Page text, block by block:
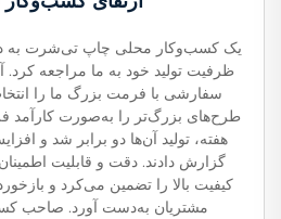
یک کسب‌وکار محلی چاپ تی‌شرت به
ظرفیت تولید خود به ما مراجعه
سفارشی با فرمت بزرگ ما را
طرح‌های بزرگ‌تر را به‌صورت کارآمد
هفته، تولید آن‌ها دو برابر شد و
گزارش دادند. دقت و قابلیت
کیفیت بالا را تضمین می‌کرد و
مشتریان به‌دست آورد. صاحب